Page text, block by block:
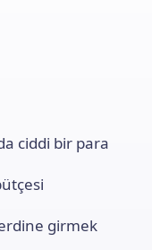
ciddi bir para
girmek